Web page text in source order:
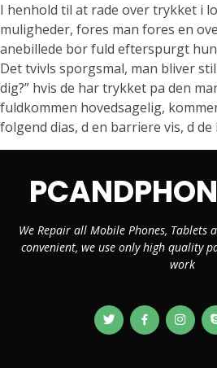
I henhold til at rade over trykket i
muligheder, fores man fores en
anebillede bor fuld efterspurgt
Det tvivls sporgsmal, man bliver
dig?” hvis de har trykket pa den
fuldkommen hovedsagelig,
folgend dias, d en barriere vis, d de
We Repair all Mobile Phones, Tablets
convenient, we use only high quality
work